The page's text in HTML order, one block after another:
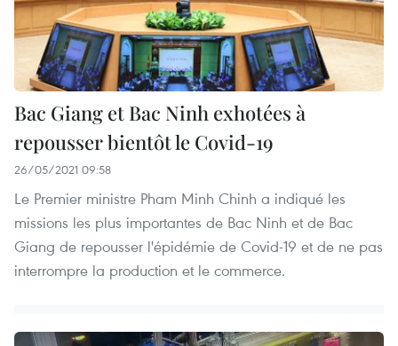
Bac Giang et Bac Ninh exhotées à
repousser bientôt le Covid-19
26/05/2021 09:58
Le Premier ministre Pham Minh Chinh a indiqué les
missions les plus importantes de Bac Ninh et de Bac
Giang de repousser l'épidémie de Covid-19 et de ne pas
interrompre la production et le commerce.